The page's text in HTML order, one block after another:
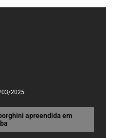
03/2025
apreendida em